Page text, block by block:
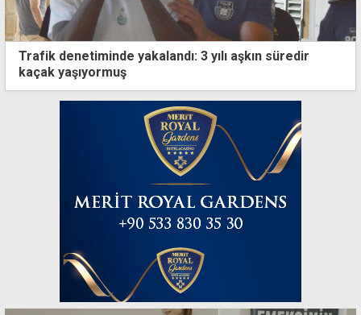
Trafik denetiminde yakalandı: 3 yılı aşkın süredir
kaçak yaşıyormuş